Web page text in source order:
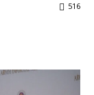
516